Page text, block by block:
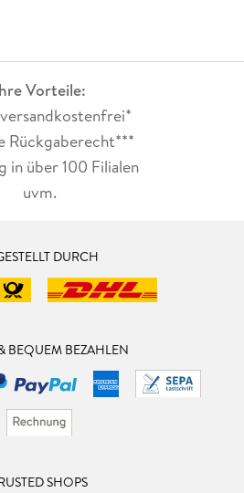
Vorteile:
Rückgaberecht***
in über 100 Filialen
uvm.
DURCH
BEQUEM BEZAHLEN
SHOPS